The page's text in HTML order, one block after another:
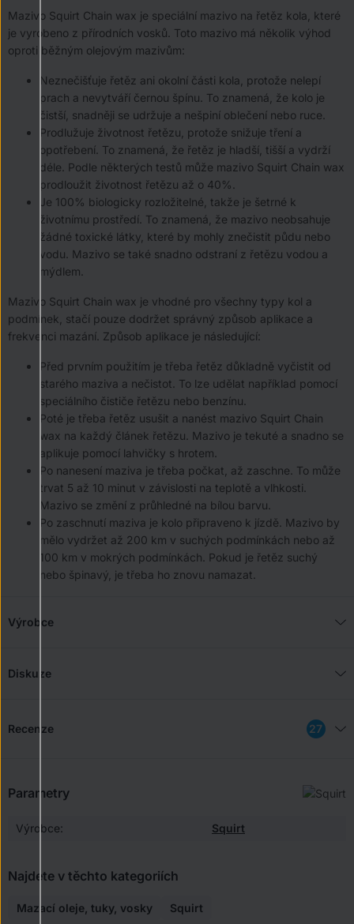
Mazivo Squirt Chain wax je speciální mazivo na řetěz kola, které
je vyrobeno z přírodních vosků. Toto mazivo má několik výhod
oproti běžným olejovým mazivům:
Neznečišťuje řetěz ani okolní části kola, protože nelepí
prach a nevytváří černou špínu. To znamená, že kolo je
čistší, snadněji se udržuje a nešpiní oblečení nebo ruce.
Prodlužuje životnost řetězu, protože snižuje tření a
opotřebení. To znamená, že řetěz je hladší, tišší a vydrží
déle. Podle některých testů může mazivo Squirt Chain wax
prodloužit životnost řetězu až o 40%.
Je 100% biologicky rozložitelné, takže je šetrné k
životnímu prostředí. To znamená, že mazivo neobsahuje
žádné toxické látky, které by mohly znečistit půdu nebo
vodu. Mazivo se také snadno odstraní z řetězu vodou a
mýdlem.
Mazivo Squirt Chain wax je vhodné pro všechny typy kol a
podmínek, stačí pouze dodržet správný způsob aplikace a
frekvenci mazání. Způsob aplikace je následující:
Před prvním použitím je třeba řetěz důkladně vyčistit od
starého maziva a nečistot. To lze udělat například pomocí
speciálního čističe řetězu nebo benzínu.
Poté je třeba řetěz usušit a nanést mazivo Squirt Chain
wax na každý článek řetězu. Mazivo je tekuté a snadno se
aplikuje pomocí lahvičky s hrotem.
Po nanesení maziva je třeba počkat, až zaschne. To může
trvat 5 až 10 minut v závislosti na teplotě a vlhkosti.
Mazivo se změní z průhledné na bílou barvu.
Po zaschnutí maziva je kolo připraveno k jízdě. Mazivo by
mělo vydržet až 200 km v suchých podmínkách nebo až
100 km v mokrých podmínkách. Pokud je řetěz suchý
nebo špinavý, je třeba ho znovu namazat.
Výrobce
Diskuze
Recenze
Parametry
Výrobce: Squirt
Najdete v těchto kategoriích
Mazací oleje, tuky, vosky Squirt